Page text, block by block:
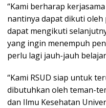
“Kami berharap
nantinya dapat dikuti
dapat mengikuti
yang ingin menempuh
perlu lagi jauh-jauh
“Kami RSUD siap untuk
dibutuhkan oleh teman-
dan Ilmu Kesehatan